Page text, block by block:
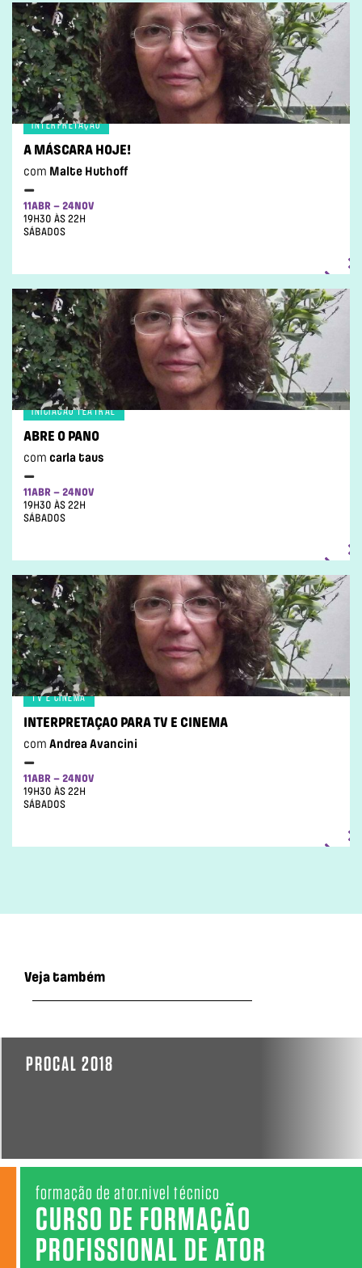
INTERPRETAÇAO
A MÁSCARA HOJE!
com Malte Huthoff
–
11ABR – 24NOV
19H30 ÀS 22H
SÁBADOS
INiCIACAO TEATRAL
ABRE O PANO
com carla taus
–
11ABR – 24NOV
19H30 ÀS 22H
SÁBADOS
TV E CINEMA
INTERPRETAÇAO PARA TV E CINEMA
com Andrea Avancini
–
11ABR – 24NOV
19H30 ÀS 22H
SÁBADOS
Veja também
PROCAL 2018
EDITAL RESULTADO
formação de ator.nivel técnico
CURSO DE FORMAÇÃO
PROFISSIONAL DE ATOR